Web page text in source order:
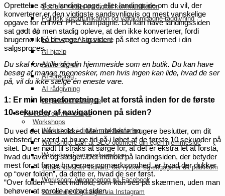
Sociale medier og digital kommunikation
Politisk kommunikation og valgkampagne-rådgivning
AI
Få din egen AI-assistent
AI hjælp
AI workshop
AI foredrag
AI rådgivning
AI potentialeanalyse
Foredrag og workshops
Workshops
Workshops i digital markedsføring
Workshop: Lær at SEO-optimere din egen hjemmeside
Workshop i søgeordsanalyse
Workshop: Lav indhold, der rykker og engagerer dit publikum
Workshop: Annoncering på Facebook
Workshop: Øg salget via Instagram
Oprettelse af en landing page, eller landingside om du vil, der
konverterer er den vigtigste sandsynligvis og mest vanskelige
opgave for enhver PPC kampagne. Du kan have landingssiden
sat godt op men stadig opleve, at den ikke konverterer, fordi
brugerne ikke bevæger sig videre på sitet og dermed i din
salgsproces.
Du skal forestille dig din hjemmeside som en butik. Du kan have
besøg af mange mennesker, men hvis ingen kan lide, hvad de ser
på, vil du ikke sælge én eneste vare.
1: Er min kerneforretning let at forstå inden for de første
10 sekunder af navigationen på siden?
Du ved det måske ikke.. Men de fleste brugere beslutter, om dit
websted er værd at bruge tid på i løbet af de første 10 sekunder på
sitet. Du er nødt til straks at sørge for, at det er ekstra let at forstå,
hvad du laver og sælger. Det indhold på landingsiden, der betyder
mest for at fange brugernes opmærksomhed, er hvad der dukker
op “over folden”, da dette er, hvad de ser først.
“Over folden” er det indhold, som kan ses på skærmen, uden man
behøver at scrolle ned ad siden.